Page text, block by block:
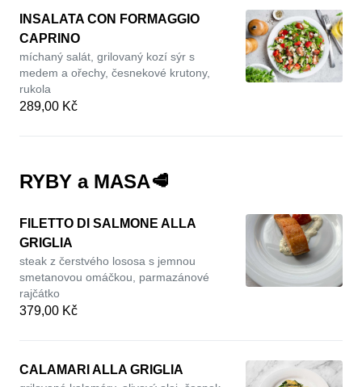
INSALATA CON FORMAGGIO
CAPRINO
míchaný salát, grilovaný kozí sýr s
medem a ořechy, česnekové krutony,
rukola
289,00 Kč
RYBY a MASA🥩
FILETTO DI SALMONE ALLA
GRIGLIA
steak z čerstvého lososa s jemnou
smetanovou omáčkou, parmazánové
rajčátko
379,00 Kč
CALAMARI ALLA GRIGLIA